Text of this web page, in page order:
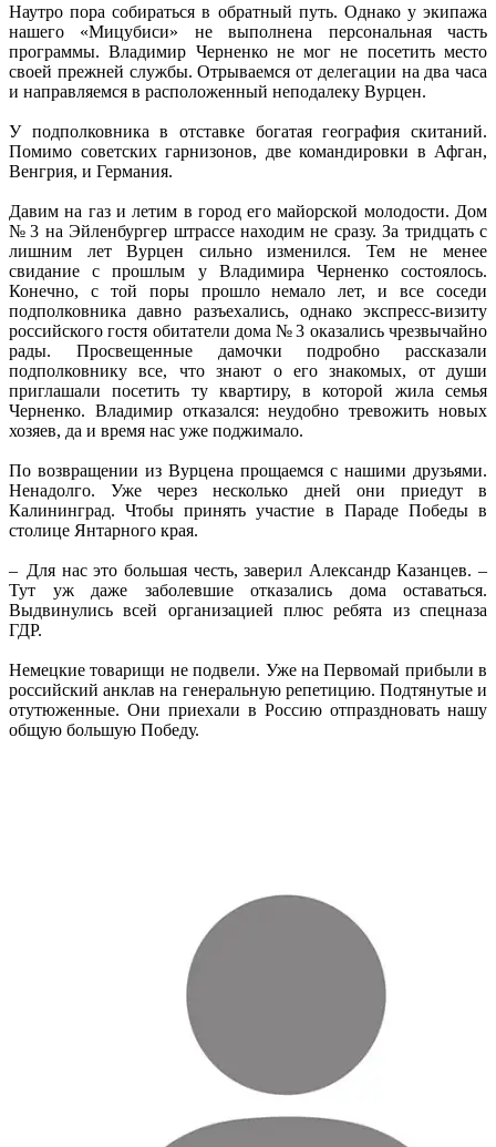
Наутро пора собираться в обратный путь. Однако у экипажа
нашего «Мицубиси» не выполнена персональная часть
программы. Владимир Черненко не мог не посетить место
своей прежней службы. Отрываемся от делегации на два часа
и направляемся в расположенный неподалеку Вурцен.
У подполковника в отставке богатая география скитаний.
Помимо советских гарнизонов, две командировки в Афган,
Венгрия, и Германия.
Давим на газ и летим в город его майорской молодости. Дом
№ 3 на Эйленбургер штрассе находим не сразу. За тридцать с
лишним лет Вурцен сильно изменился. Тем не менее
свидание с прошлым у Владимира Черненко состоялось.
Конечно, с той поры прошло немало лет, и все соседи
подполковника давно разъехались, однако экспресс-визиту
российского гостя обитатели дома № 3 оказались чрезвычайно
рады. Просвещенные дамочки подробно рассказали
подполковнику все, что знают о его знакомых, от души
приглашали посетить ту квартиру, в которой жила семья
Черненко. Владимир отказался: неудобно тревожить новых
хозяев, да и время нас уже поджимало.
По возвращении из Вурцена прощаемся с нашими друзьями.
Ненадолго. Уже через несколько дней они приедут в
Калининград. Чтобы принять участие в Параде Победы в
столице Янтарного края.
– Для нас это большая честь, заверил Александр Казанцев. –
Тут уж даже заболевшие отказались дома оставаться.
Выдвинулись всей организацией плюс ребята из спецназа
ГДР.
Немецкие товарищи не подвели. Уже на Первомай прибыли в
российский анклав на генеральную репетицию. Подтянутые и
отутюженные. Они приехали в Россию отпраздновать нашу
общую большую Победу.